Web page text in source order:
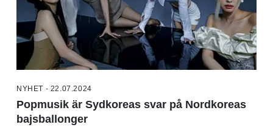
NYHET - 22.07.2024
Popmusik är Sydkoreas svar på Nordkoreas
bajsballonger